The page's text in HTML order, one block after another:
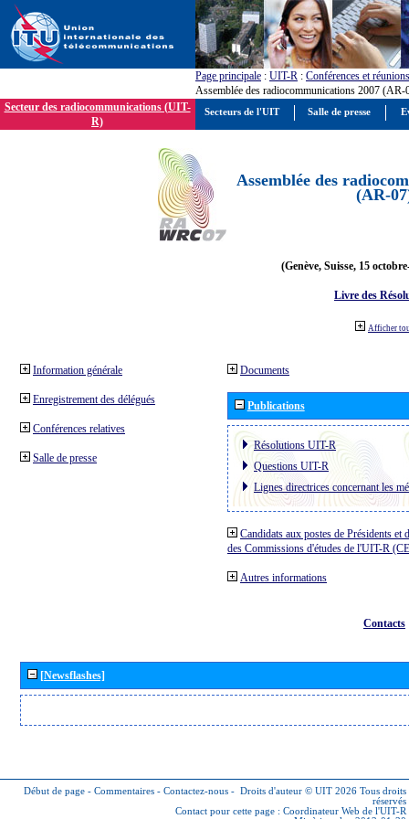
Page principale : UIT-R : Conférences et réunions
Assemblée des radiocommunications 2007 (AR-
Secteur des radiocommunications (UIT-
R)
Assemblée des
(AR-
(Genève, Suisse, 15
Livre des
Afficher
Information générale
Enregistrement des délégués
Conférences relatives
Salle de presse
Documents
Publications
Résolutions UIT-R
Questions UIT-R
Lignes directrices concernant les
Candidats aux postes de Présidents et
des Commissions d'études de l'UIT-R
Autres informations
Contacts
[Newsflashes]
Début de page - Commentaires - Contactez-nous - Droits d'auteur © UIT 2026 Tous droits
réservés
Contact pour cette page : Coordinateur Web de l'UIT-R
Secteurs de l'UIT Salle de presse